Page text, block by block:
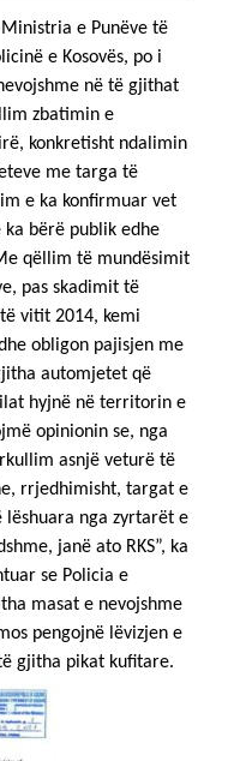
e Punëve të
e Kosovës, po i
në të gjithat
zbatimin e
konkretisht ndalimin
me targa të
e ka konfirmuar vet
bërë publik edhe
qëllim të mundësimit
pas skadimit të
vitit 2014, kemi
obligon pajisjen me
automjetet që
hyjnë në territorin e
opinionin se, nga
asnjë veturë të
rrjedhimisht, targat e
nga zyrtarët e
janë ato RKS”, ka
se Policia e
masat e nevojshme
pengojnë lëvizjen e
gjitha pikat kufitare.